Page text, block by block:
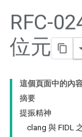
RFC-
位元
這個頁面中的內
摘要
提振精神
clang 與 FIDL